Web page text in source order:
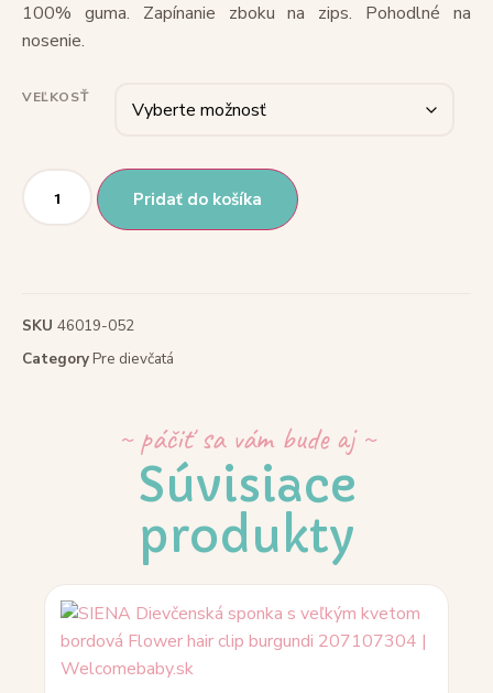
100% guma. Zapínanie zboku na zips. Pohodlné na
nosenie.
VEĽKOSŤ
Pridať do košíka
SKU 46019-052
CategoryPre dievčatá
~ páčiť sa vám bude aj ~
Súvisiace
produkty